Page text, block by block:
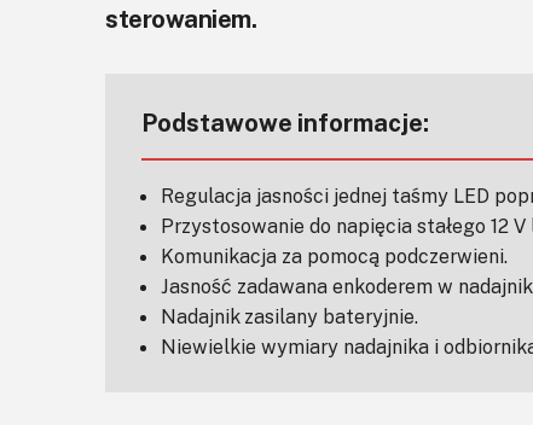
sterowaniem.
Podstawowe informacje:
Regulacja jasności jednej taśmy LED
Przystosowanie do napięcia stałego 12 V
Komunikacja za pomocą podczerwieni.
Jasność zadawana enkoderem w
Nadajnik zasilany bateryjnie.
Niewielkie wymiary nadajnika i